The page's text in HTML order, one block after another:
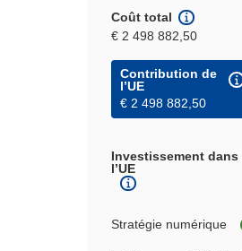
Coût total
€ 2 498 882,50
Contribution de
l’UE
€ 2 498 882,50
Investissement
l’UE
Stratégie numérique